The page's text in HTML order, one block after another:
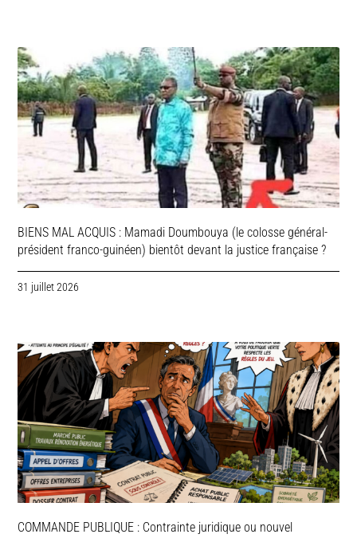
BIENS MAL ACQUIS : Mamadi Doumbouya (le colosse général-
président franco-guinéen) bientôt devant la justice française ?
31 juillet 2026
COMMANDE PUBLIQUE : Contrainte juridique ou nouvel